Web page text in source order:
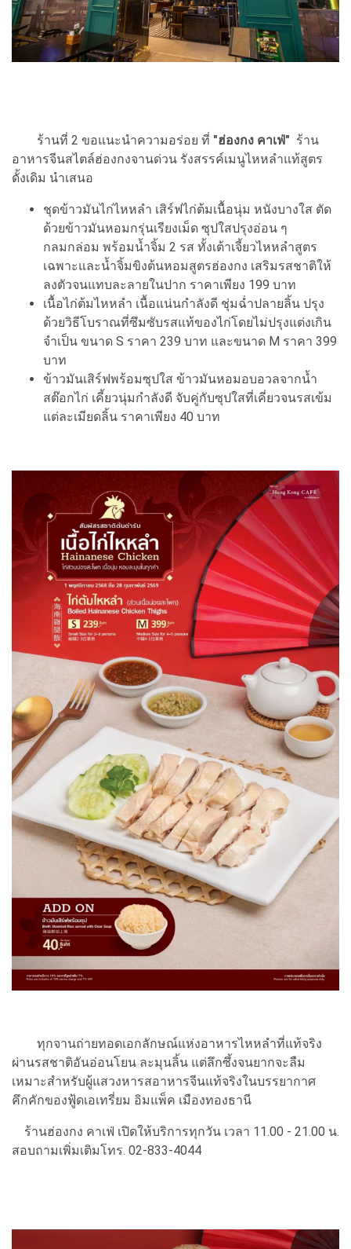
ร้านที่ 2 ขอแนะนำความอร่อย ที่ "ฮ่องกง คาเฟ่" ร้าน
อาหารจีนสไตล์ฮ่องกงจานด่วน รังสรรค์เมนูไหหลำแท้สูตร
ดั้งเดิม นำเสนอ
ชุดข้าวมันไก่ไหหลำ เสิร์ฟไก่ต้มเนื้อนุ่ม หนังบางใส ตัด
ด้วยข้าวมันหอมกรุ่นเรียงเม็ด ซุปใสปรุงอ่อน ๆ
กลมกล่อม พร้อมน้ำจิ้ม 2 รส ทั้งเต้าเจี้ยวไหหลำสูตร
เฉพาะและน้ำจิ้มขิงต้นหอมสูตรฮ่องกง เสริมรสชาติให้
ลงตัวจนแทบละลายในปาก ราคาเพียง 199 บาท
เนื้อไก่ต้มไหหลำ เนื้อแน่นกำลังดี ชุ่มฉ่ำปลายลิ้น ปรุง
ด้วยวิธีโบราณที่ซึมซับรสแท้ของไก่โดยไม่ปรุงแต่งเกิน
จำเป็น ขนาด S ราคา 239 บาท และขนาด M ราคา 399
บาท
ข้าวมันเสิร์ฟพร้อมซุปใส ข้าวมันหอมอบอวลจากน้ำ
สต๊อกไก่ เคี้ยวนุ่มกำลังดี จับคู่กับซุปใสที่เคี่ยวจนรสเข้ม
แต่ละเมียดลิ้น ราคาเพียง 40 บาท
ทุกจานถ่ายทอดเอกลักษณ์แห่งอาหารไหหลำที่แท้จริง
ผ่านรสชาติอันอ่อนโยน ละมุนลิ้น แต่ลึกซึ้งจนยากจะลืม
เหมาะสำหรับผู้แสวงหารสอาหารจีนแท้จริงในบรรยากาศ
คึกคักของฟู้ดเอเทรี่ยม อิมแพ็ค เมืองทองธานี
ร้านฮ่องกง คาเฟ่ เปิดให้บริการทุกวัน เวลา 11.00 - 21.00 น.
สอบถามเพิ่มเติมโทร. 02-833-4044